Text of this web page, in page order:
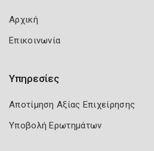
Αρχική
Επικοινωνία
Υπηρεσίες
Αποτίμηση Αξίας Επιχείρησης
Υποβολή Ερωτημάτων